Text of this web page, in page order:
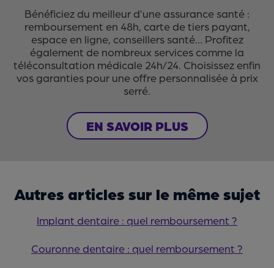
Bénéficiez du meilleur d’une assurance santé :
remboursement en 48h, carte de tiers payant,
espace en ligne, conseillers santé… Profitez
également de nombreux services comme la
téléconsultation médicale 24h/24. Choisissez enfin
vos garanties pour une offre personnalisée à prix
serré.
EN SAVOIR PLUS
Autres articles sur le même sujet
Implant dentaire : quel remboursement ?
Couronne dentaire : quel remboursement ?